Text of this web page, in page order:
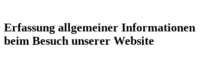
Erfassung allgemeiner Informationen
beim Besuch unserer Website